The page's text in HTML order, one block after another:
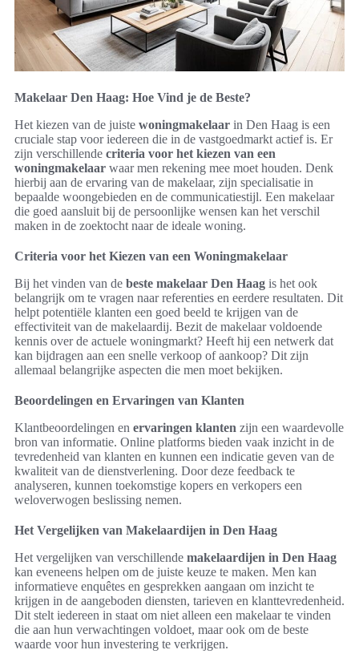
Makelaar Den Haag: Hoe Vind je de Beste?
Het kiezen van de juiste woningmakelaar in Den Haag is een
cruciale stap voor iedereen die in de vastgoedmarkt actief is. Er
zijn verschillende criteria voor het kiezen van een
woningmakelaar waar men rekening mee moet houden. Denk
hierbij aan de ervaring van de makelaar, zijn specialisatie in
bepaalde woongebieden en de communicatiestijl. Een makelaar
die goed aansluit bij de persoonlijke wensen kan het verschil
maken in de zoektocht naar de ideale woning.
Criteria voor het Kiezen van een Woningmakelaar
Bij het vinden van de beste makelaar Den Haag is het ook
belangrijk om te vragen naar referenties en eerdere resultaten. Dit
helpt potentiële klanten een goed beeld te krijgen van de
effectiviteit van de makelaardij. Bezit de makelaar voldoende
kennis over de actuele woningmarkt? Heeft hij een netwerk dat
kan bijdragen aan een snelle verkoop of aankoop? Dit zijn
allemaal belangrijke aspecten die men moet bekijken.
Beoordelingen en Ervaringen van Klanten
Klantbeoordelingen en ervaringen klanten zijn een waardevolle
bron van informatie. Online platforms bieden vaak inzicht in de
tevredenheid van klanten en kunnen een indicatie geven van de
kwaliteit van de dienstverlening. Door deze feedback te
analyseren, kunnen toekomstige kopers en verkopers een
weloverwogen beslissing nemen.
Het Vergelijken van Makelaardijen in Den Haag
Het vergelijken van verschillende makelaardijen in Den Haag
kan eveneens helpen om de juiste keuze te maken. Men kan
informatieve enquêtes en gesprekken aangaan om inzicht te
krijgen in de aangeboden diensten, tarieven en klanttevredenheid.
Dit stelt iedereen in staat om niet alleen een makelaar te vinden
die aan hun verwachtingen voldoet, maar ook om de beste
waarde voor hun investering te verkrijgen.